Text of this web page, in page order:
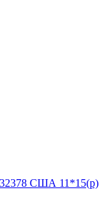
США 11*15(р)